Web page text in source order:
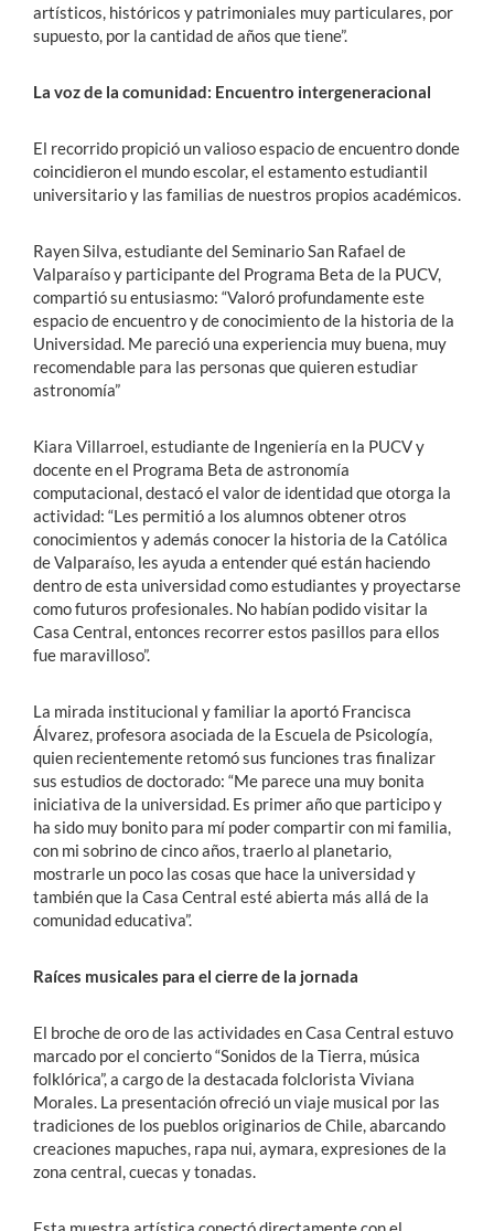
artísticos, históricos y patrimoniales muy particulares, por
supuesto, por la cantidad de años que tiene”.
La voz de la comunidad: Encuentro intergeneracional
El recorrido propició un valioso espacio de encuentro donde
coincidieron el mundo escolar, el estamento estudiantil
universitario y las familias de nuestros propios académicos.
Rayen Silva, estudiante del Seminario San Rafael de
Valparaíso y participante del Programa Beta de la PUCV,
compartió su entusiasmo: “Valoró profundamente este
espacio de encuentro y de conocimiento de la historia de la
Universidad. Me pareció una experiencia muy buena, muy
recomendable para las personas que quieren estudiar
astronomía”
Kiara Villarroel, estudiante de Ingeniería en la PUCV y
docente en el Programa Beta de astronomía
computacional, destacó el valor de identidad que otorga la
actividad: “Les permitió a los alumnos obtener otros
conocimientos y además conocer la historia de la Católica
de Valparaíso, les ayuda a entender qué están haciendo
dentro de esta universidad como estudiantes y proyectarse
como futuros profesionales. No habían podido visitar la
Casa Central, entonces recorrer estos pasillos para ellos
fue maravilloso”.
La mirada institucional y familiar la aportó Francisca
Álvarez, profesora asociada de la Escuela de Psicología,
quien recientemente retomó sus funciones tras finalizar
sus estudios de doctorado: “Me parece una muy bonita
iniciativa de la universidad. Es primer año que participo y
ha sido muy bonito para mí poder compartir con mi familia,
con mi sobrino de cinco años, traerlo al planetario,
mostrarle un poco las cosas que hace la universidad y
también que la Casa Central esté abierta más allá de la
comunidad educativa”.
Raíces musicales para el cierre de la jornada
El broche de oro de las actividades en Casa Central estuvo
marcado por el concierto “Sonidos de la Tierra, música
folklórica”, a cargo de la destacada folclorista Viviana
Morales. La presentación ofreció un viaje musical por las
tradiciones de los pueblos originarios de Chile, abarcando
creaciones mapuches, rapa nui, aymara, expresiones de la
zona central, cuecas y tonadas.